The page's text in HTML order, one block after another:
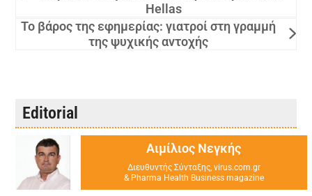
Hellas
Το βάρος της εφημερίας: γιατροί στη γραμμή
της ψυχικής αντοχής
Editorial
Αιμίλιος Νεγκής
Διευθυντής Σύνταξης, virus.com.gr
& Pharma Health Business magazine